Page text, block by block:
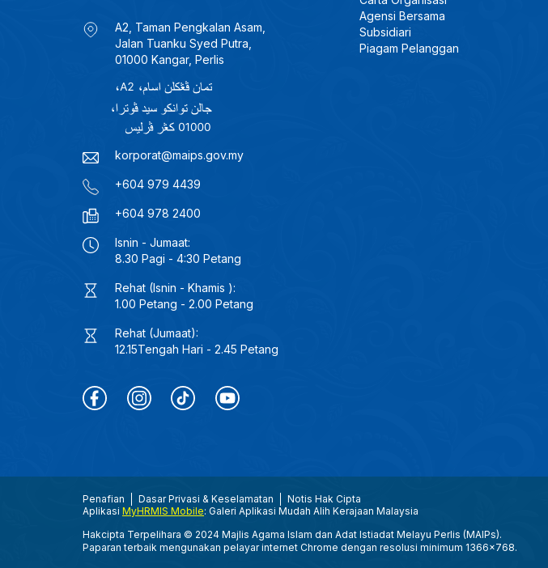
A2, Taman Pengkalan Asam,
Jalan Tuanku Syed Putra,
01000 Kangar, Perlis
korporat@maips.gov.my
+604 979 4439
+604 978 2400
Isnin - Jumaat:
8.30 Pagi - 4:30 Petang
Rehat (Isnin - Khamis ):
1.00 Petang - 2.00 Petang
Rehat (Jumaat):
12.15Tengah Hari - 2.45 Petang
Agensi Bersama
Subsidiari
Piagam Pelanggan
Penafian Dasar Privasi & Keselamatan
Notis Hak Cipta
Aplikasi MyHRMIS Mobile: Galeri Aplikasi Mudah Alih Kerajaan Malaysia
Hakcipta Terpelihara © 2024 Majlis Agama Islam dan Adat Istiadat Melayu Perlis (MAIPs).
Paparan terbaik mengunakan pelayar internet Chrome dengan resolusi minimum 1366x768.